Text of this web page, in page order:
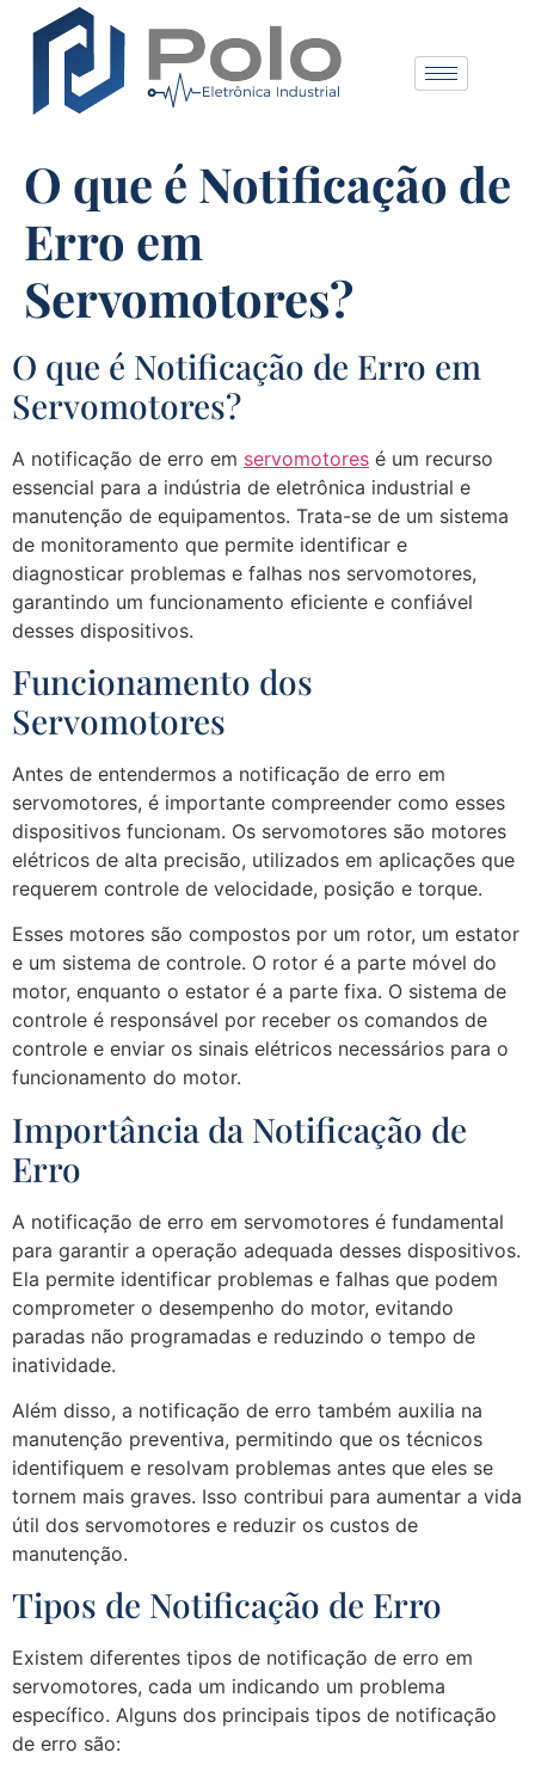
O que é Notificação de
Erro em
Servomotores?
O que é Notificação de Erro em
Servomotores?
A notificação de erro em servomotores é um recurso
essencial para a indústria de eletrônica industrial e
manutenção de equipamentos. Trata-se de um sistema
de monitoramento que permite identificar e
diagnosticar problemas e falhas nos servomotores,
garantindo um funcionamento eficiente e confiável
desses dispositivos.
Funcionamento dos
Servomotores
Antes de entendermos a notificação de erro em
servomotores, é importante compreender como esses
dispositivos funcionam. Os servomotores são motores
elétricos de alta precisão, utilizados em aplicações que
requerem controle de velocidade, posição e torque.
Esses motores são compostos por um rotor, um estator
e um sistema de controle. O rotor é a parte móvel do
motor, enquanto o estator é a parte fixa. O sistema de
controle é responsável por receber os comandos de
controle e enviar os sinais elétricos necessários para o
funcionamento do motor.
Importância da Notificação de
Erro
A notificação de erro em servomotores é fundamental
para garantir a operação adequada desses dispositivos.
Ela permite identificar problemas e falhas que podem
comprometer o desempenho do motor, evitando
paradas não programadas e reduzindo o tempo de
inatividade.
Além disso, a notificação de erro também auxilia na
manutenção preventiva, permitindo que os técnicos
identifiquem e resolvam problemas antes que eles se
tornem mais graves. Isso contribui para aumentar a vida
útil dos servomotores e reduzir os custos de
manutenção.
Tipos de Notificação de Erro
Existem diferentes tipos de notificação de erro em
servomotores, cada um indicando um problema
específico. Alguns dos principais tipos de notificação
de erro são: